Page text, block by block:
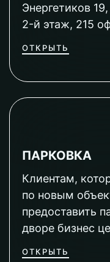
Энергетиков
2-й этаж, 215
ОТКРЫТЬ
ПАРКОВКА
Клиентам,
по новым
предоставить
дворе бизнес
ОТКРЫТЬ